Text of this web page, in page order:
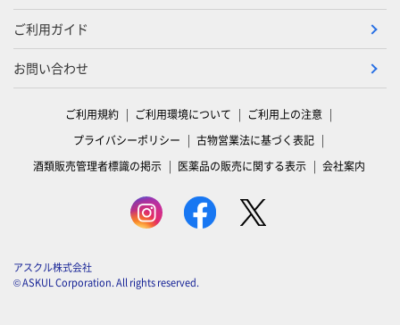
ご利用ガイド
お問い合わせ
ご利用規約 ご利用環境について
ご利用上の注意
プライバシーポリシー
古物営業法に基づく表記
酒類販売管理者標識の掲示
医薬品の販売に関する表示 会社案内
アスクル株式会社
© ASKUL Corporation. All rights reserved.